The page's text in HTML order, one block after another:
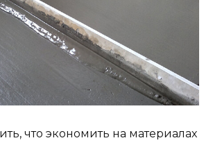
что экономить на материалах